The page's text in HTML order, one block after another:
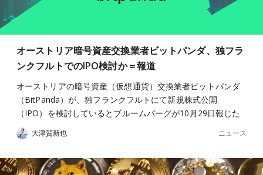
オーストリア暗号資産交換業者ビットパンダ、独フラ
ンクフルトでのIPO検討か＝報道
オーストリアの暗号資産（仮想通貨）交換業者ビットパンダ
（BitPanda）が、独フランクフルトにて新規株式公開
（IPO）を検討しているとブルームバーグが10月29日報じた
大津賀新也 ニュース